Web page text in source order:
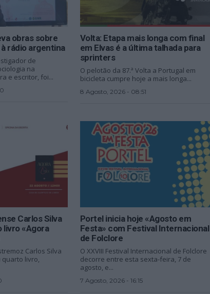
obras sobre
rádio argentina
de
na
e escritor, foi...
Volta: Etapa mais longa com final
em Elvas é a última talhada para
sprinters
O pelotão da 87.ª Volta a Portugal em
bicicleta cumpre hoje a mais longa...
8 Agosto, 2026 - 08:51
Carlos Silva
livro «Agora
Carlos Silva
livro,
Portel inicia hoje «Agosto em
Festa» com Festival Internacional
de Folclore
O XXVIII Festival Internacional de Folclore
decorre entre esta sexta-feira, 7 de
agosto, e...
7 Agosto, 2026 - 16:15